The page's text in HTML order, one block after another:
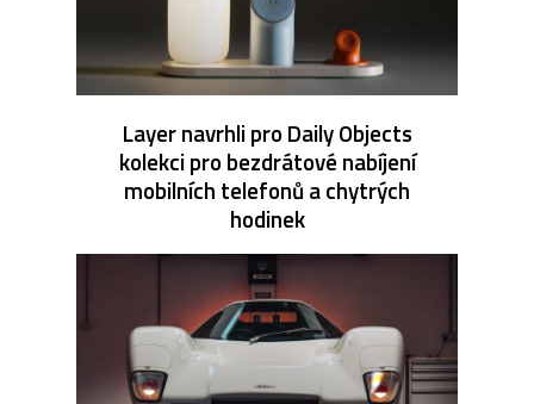
Layer navrhli pro Daily Objects
kolekci pro bezdrátové nabíjení
mobilních telefonů a chytrých
hodinek